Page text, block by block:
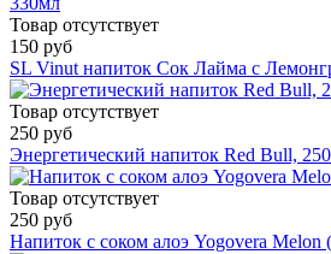
Товар отсутствует
150 руб
SL Vinut напиток Сок Лайма с
Товар отсутствует
250 руб
Энергетический напиток Red Bull,
Товар отсутствует
250 руб
Напиток с соком алоэ Yogovera Мelon